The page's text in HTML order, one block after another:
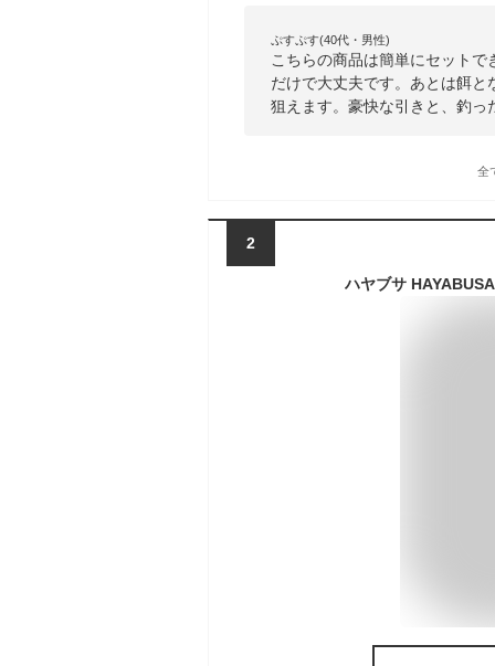
ぷすぷす(40代・男性)
こちらの商品は簡単にセット
だけで大丈夫です。あとは餌
狙えます。豪快な引きと、釣
全
2